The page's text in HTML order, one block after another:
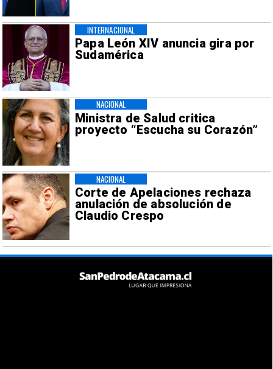
Papa León XIV anuncia gira por
Sudamérica
INTERNACIONAL
Ministra de Salud critica
proyecto “Escucha su Corazón”
NACIONAL
Corte de Apelaciones rechaza
anulación de absolución de
Claudio Crespo
NACIONAL